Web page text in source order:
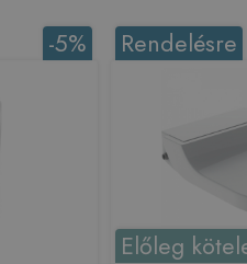
-5% Rendelésre
Előleg